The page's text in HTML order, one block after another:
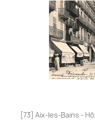
[73] Aix-les-Bains -